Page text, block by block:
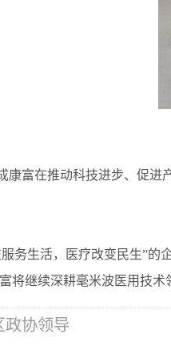
富在推动科技进步、促进
生活，医疗改变民生”的
将继续深耕毫米波医用技
政协领导